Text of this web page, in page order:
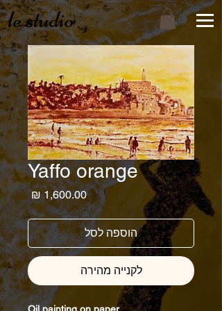
le studio
Yaffo orange
מחיר
הוספה לסל
לקנייה מהירה